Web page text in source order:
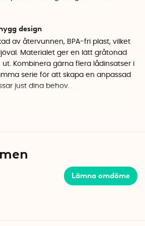
design
av återvunnen, BPA-fri plast, vilket
Materialet ger en lätt gråtonad
ut. Kombinera gärna flera lådinsatser i
serie för att skapa en anpassad
just dina behov.
köksredskap, eller använd den i
Lämna omdöme